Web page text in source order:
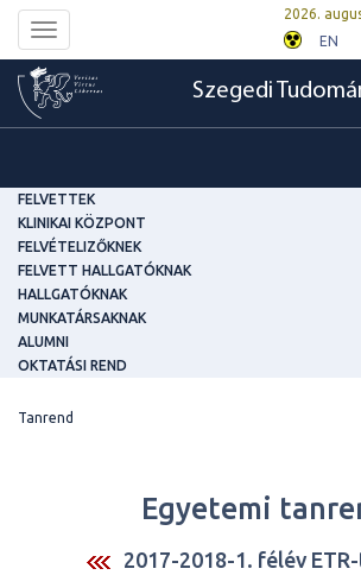
Toggle
navigation
2026.
EN
Szegedi
FELVETTEK
KLINIKAI KÖZPONT
FELVÉTELIZŐKNEK
FELVETT HALLGATÓKNAK
HALLGATÓKNAK
MUNKATÁRSAKNAK
ALUMNI
OKTATÁSI REND
Tanrend
Egyetemi
2017-2018-1. félév